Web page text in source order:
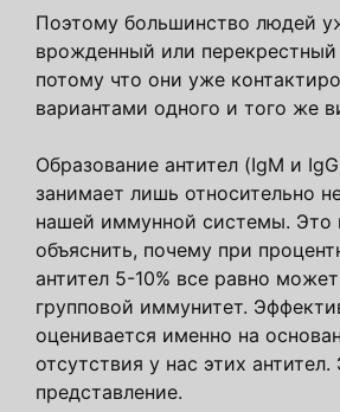
Поэтому большинство людей
врожденный или
потому что они уже
вариантами одного и того же
Образование антител (IgM и
занимает лишь относительно
нашей иммунной системы. Это
объяснить, почему при
антител 5-10% все равно
групповой иммунитет.
оценивается именно на
отсутствия у нас этих
представление.